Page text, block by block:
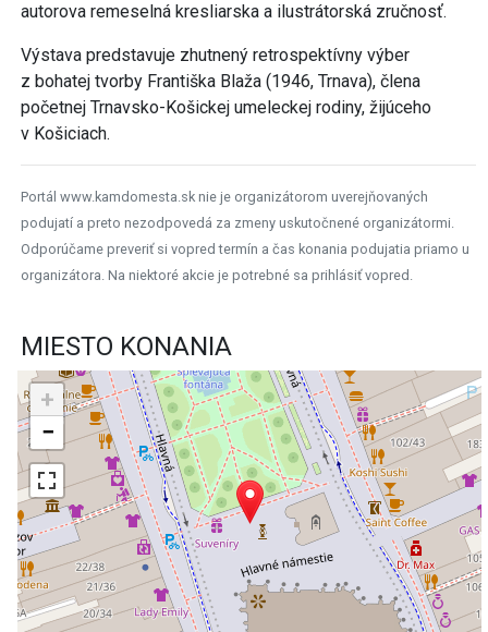
autorova remeselná kresliarska a ilustrátorská zručnosť.
Výstava predstavuje zhutnený retrospektívny výber
z bohatej tvorby Františka Blaža (1946, Trnava), člena
početnej Trnavsko-Košickej umeleckej rodiny, žijúceho
v Košiciach.
Portál www.kamdomesta.sk nie je organizátorom uverejňovaných
podujatí a preto nezodpovedá za zmeny uskutočnené organizátormi.
Odporúčame preveriť si vopred termín a čas konania podujatia priamo u
organizátora. Na niektoré akcie je potrebné sa prihlásiť vopred.
MIESTO KONANIA
+
−